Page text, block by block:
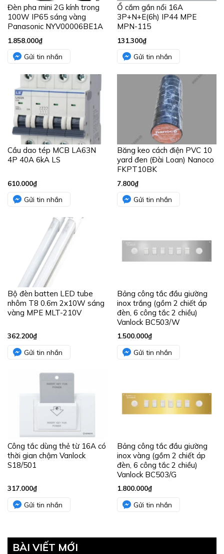
Đèn pha mini 2G kính trong
100W IP65 sáng vàng
Panasonic NYV00006BE1A
1.858.000₫
Gửi tin nhắn
Ổ cắm gắn nổi 16A
3P+N+E(6h) IP44 MPE
MPN-115
131.300₫
Gửi tin nhắn
Cầu dao tép MCB LA63N
4P 40A 6kA LS
610.000₫
Gửi tin nhắn
Băng keo cách điện PVC 10
yard đen (Đài Loan) Nanoco
FKPT10BK
7.800₫
Gửi tin nhắn
Bộ đèn batten LED tube
nhôm T8 0.6m 2x10W sáng
vàng MPE MLT-210V
362.200₫
Gửi tin nhắn
Bảng công tắc đầu giường
inox trắng (gồm 2 chiết áp
đèn, 6 công tắc 2 chiều)
Vanlock BC503/W
1.500.000₫
Gửi tin nhắn
Công tắc dùng thẻ từ 16A có
thời gian chậm Vanlock
S18/501
317.000₫
Gửi tin nhắn
Bảng công tắc đầu giường
inox vàng (gồm 2 chiết áp
đèn, 6 công tắc 2 chiều)
Vanlock BC503/G
1.800.000₫
Gửi tin nhắn
BÀI VIẾT MỚI